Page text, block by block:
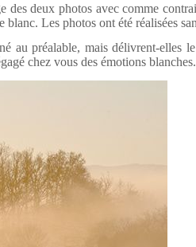
des deux photos avec comme
Les photos ont été réalisées
au préalable, mais délivrent-elles
chez vous des émotions blanches.